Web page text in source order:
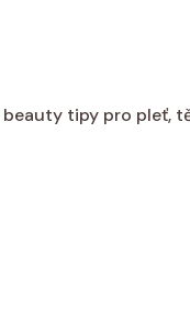
tipy pro pleť,